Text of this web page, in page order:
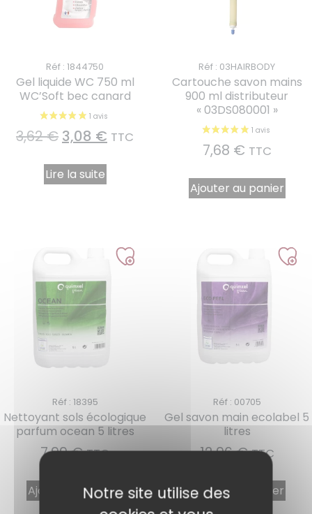
Réf : 1844750
Gel liquide WC 750 ml
WC’Soft bec canard
1 avis
3,62€ 3,08 € TTC
Lire la suite
Réf : 03HAIRBODY
Cartouche savon mains
900 ml distributeur
« 03DS080001 »
7,68 € TTC
Ajouter au panier
Réf : 18395
Nettoyant sols écologique
parfum ocean 5 litres
7,99€ TTC
Ajouter au panier
Réf : 00705
Gel savon main ecolabel 5
litres
12,96€ TTC
Ajouter au panier
Notre site utilise des